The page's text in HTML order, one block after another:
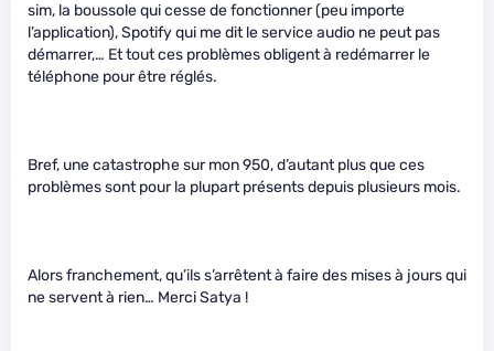
sim, la boussole qui cesse de fonctionner (peu importe
l’application), Spotify qui me dit le service audio ne peut pas
démarrer,… Et tout ces problèmes obligent à redémarrer le
téléphone pour être réglés.
Bref, une catastrophe sur mon 950, d’autant plus que ces
problèmes sont pour la plupart présents depuis plusieurs mois.
Alors franchement, qu’ils s’arrêtent à faire des mises à jours qui
ne servent à rien… Merci Satya !